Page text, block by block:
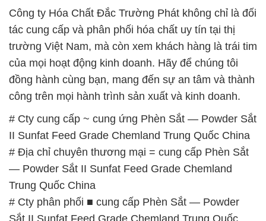
đồng hành cùng bạn, mang đến sự an tâm và thành
công trên mọi hành trình sản xuất và kinh doanh.
# Cty cung cấp ~ cung ứng Phèn Sắt — Powder Sắt
II Sunfat Feed Grade Chemland Trung Quốc China
# Địa chỉ chuyên thương mại = cung cấp Phèn Sắt
— Powder Sắt II Sunfat Feed Grade Chemland
Trung Quốc China
# Cty phân phối ■ cung cấp Phèn Sắt — Powder
Sắt II Sunfat Feed Grade Chemland Trung Quốc
China
# Cty thương mại ♥ bán Phèn Sắt — Powder Sắt II
Sunfat Feed Grade Chemland Trung Quốc China
# Công ty bán ≤ kinh doanh Phèn Sắt — Powder